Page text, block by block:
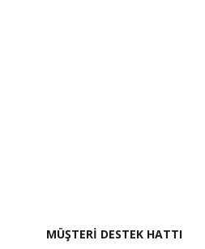
MÜŞTERİ DESTEK HATTI